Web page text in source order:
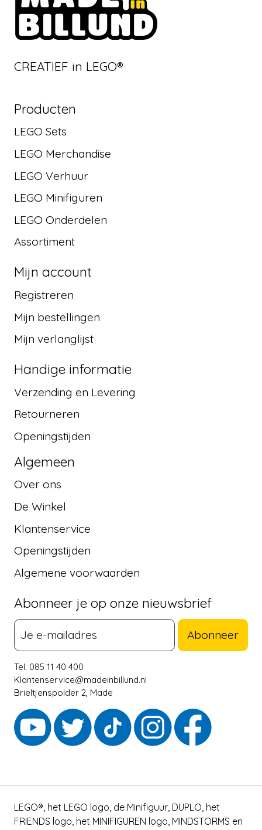
CREATIEF in LEGO®
Producten
LEGO Sets
LEGO Merchandise
LEGO Verhuur
LEGO Minifiguren
LEGO Onderdelen
Assortiment
Mijn account
Registreren
Mijn bestellingen
Mijn verlanglijst
Handige informatie
Verzending en Levering
Retourneren
Openingstijden
Algemeen
Over ons
De Winkel
Klantenservice
Openingstijden
Algemene voorwaarden
Abonneer je op onze nieuwsbrief
Abonneer
Tel. 085 11 40 400
Klantenservice@madeinbillund.nl
Brieltjenspolder 2, Made
LEGO®, het LEGO logo, de Minifiguur, DUPLO, het
FRIENDS logo, het MINIFIGUREN logo, MINDSTORMS en